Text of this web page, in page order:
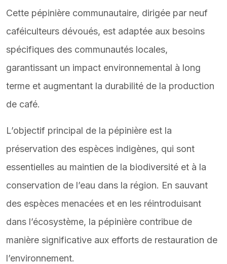
Cette pépinière communautaire, dirigée par neuf
caféiculteurs dévoués, est adaptée aux besoins
spécifiques des communautés locales,
garantissant un impact environnemental à long
terme et augmentant la durabilité de la production
de café.
L’objectif principal de la pépinière est la
préservation des espèces indigènes, qui sont
essentielles au maintien de la biodiversité et à la
conservation de l’eau dans la région. En sauvant
des espèces menacées et en les réintroduisant
dans l’écosystème, la pépinière contribue de
manière significative aux efforts de restauration de
l’environnement.